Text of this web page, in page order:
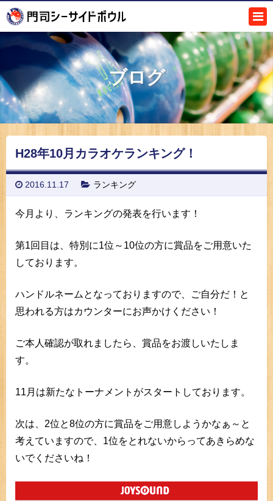
ブログ
H28年10月カラオケランキング！
2016.11.17 ランキング
今月より、ランキングの発表を行います！
第1回目は、特別に1位～10位の方に賞品をご用意いた
しております。
ハンドルネームとなっておりますので、ご自分だ！と
思われる方はカウンターにお声かけください！
ご本人確認が取れましたら、賞品をお渡しいたしま
す。
11月は新たなトーナメントがスタートしております。
次は、2位と8位の方に賞品をご用意しようかなぁ～と
考えていますので、1位をとれないからってあきらめな
いでくださいね！